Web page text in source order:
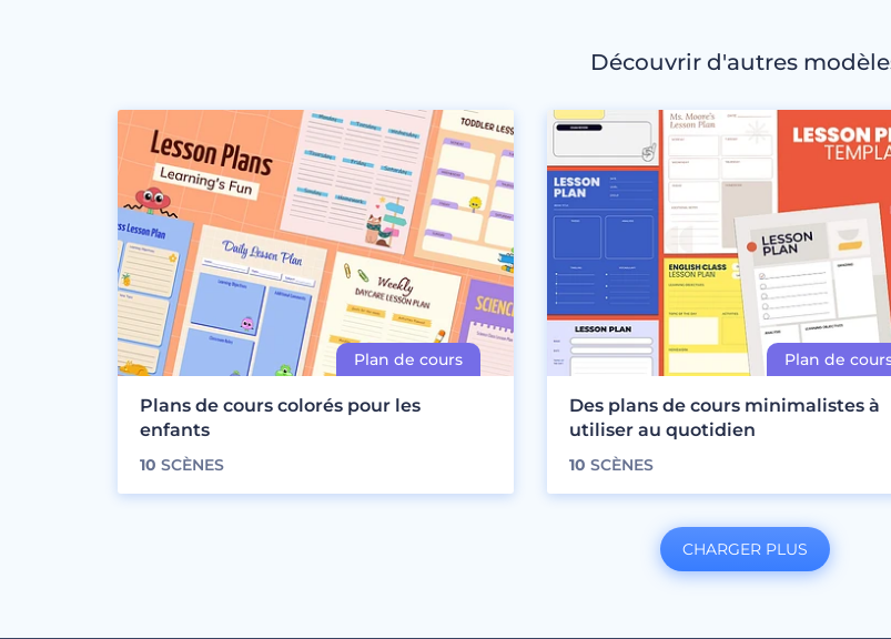
Découvrir d'autres
Plans de cours colorés pour les
enfants
10 SCÈNES
Des plans de cours minimalistes à
utiliser au quotidien
10 SCÈNES
CHARGER PLUS